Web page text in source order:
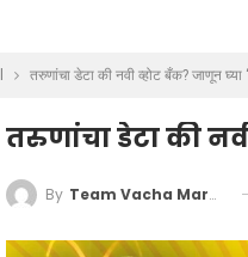
तरुणांचा डेटा की नवी व्होट बँक? जाणून घ्या
तरुणांचा डेटा की
By Team Vacha Marathi